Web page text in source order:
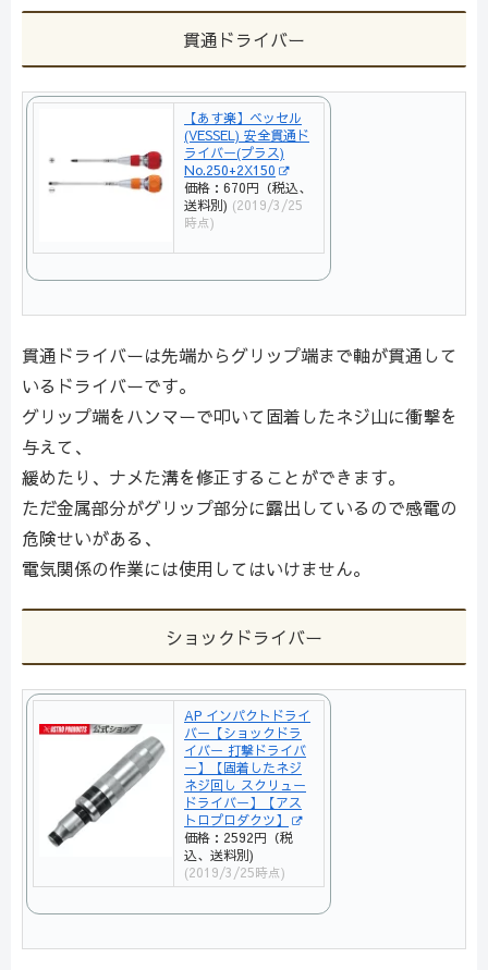
貫通ドライバー
【あす楽】ベッセル
(VESSEL) 安全貫通ド
ライバー(プラス)
No.250+2X150
価格：670円（税込、
送料別) (2019/3/25
時点)
貫通ドライバーは先端からグリップ端まで軸が貫通して
いるドライバーです。
グリップ端をハンマーで叩いて固着したネジ山に衝撃を
与えて、
緩めたり、ナメた溝を修正することができます。
ただ金属部分がグリップ部分に露出しているので感電の
危険せいがある、
電気関係の作業には使用してはいけません。
ショックドライバー
AP インパクトドライ
バー【ショックドラ
イバー 打撃ドライバ
ー】【固着したネジ
ネジ回し スクリュー
ドライバー】【アス
トロプロダクツ】
価格：2592円（税
込、送料別)
(2019/3/25時点)